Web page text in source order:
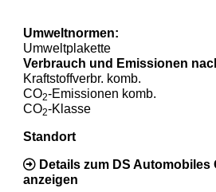
Umweltnormen:
Umweltplakette
Verbrauch und Emissionen
Kraftstoffverbr. komb.
CO2-Emissionen komb.
CO2-Klasse
Standort
Details zum DS Automobiles
anzeigen